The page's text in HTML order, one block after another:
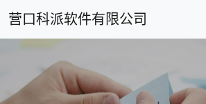
营口科派软件有限公司